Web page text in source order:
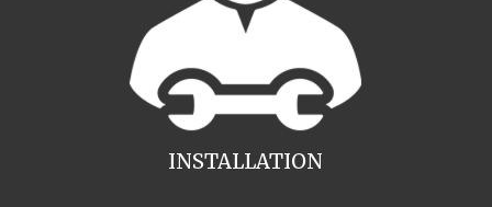
INSTALLATION